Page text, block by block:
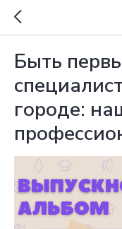
Быть
городе: